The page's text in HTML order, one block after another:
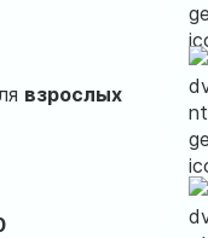
взрослых